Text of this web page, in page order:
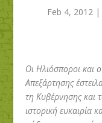
Feb 4, 2012|
Οι Ηλιόσποροι και
Απεξάρτησης
τη Κυβέρνησης και
ιστορική ευκαιρία